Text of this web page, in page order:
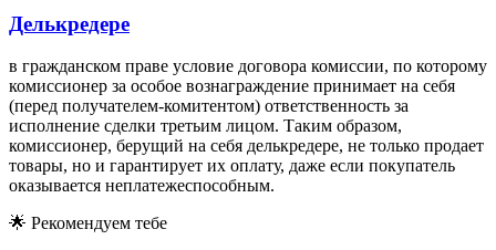
Делькредере
в гражданском праве условие договора комиссии, по которому
комиссионер за особое вознаграждение принимает на себя
(перед получателем-комитентом) ответственность за
исполнение сделки третьим лицом. Таким образом,
комиссионер, берущий на себя делькредере, не только продает
товары, но и гарантирует их оплату, даже если покупатель
оказывается неплатежеспособным.
🌟 Рекомендуем тебе